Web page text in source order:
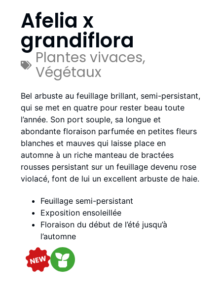
Afelia x
grandiflora
Plantes vivaces,
Végétaux
Bel arbuste au feuillage brillant, semi-persistant,
qui se met en quatre pour rester beau toute
l’année. Son port souple, sa longue et
abondante floraison parfumée en petites fleurs
blanches et mauves qui laisse place en
automne à un riche manteau de bractées
rousses persistant sur un feuillage devenu rose
violacé, font de lui un excellent arbuste de haie.
Feuillage semi-persistant
Exposition ensoleillée
Floraison du début de l’été jusqu’à
l’automne